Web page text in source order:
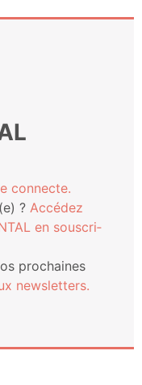
connecte.
? Accé­dez
en sous­cri­
pro­chaines
newsletters.